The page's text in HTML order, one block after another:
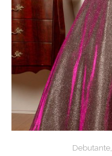
Debutante,